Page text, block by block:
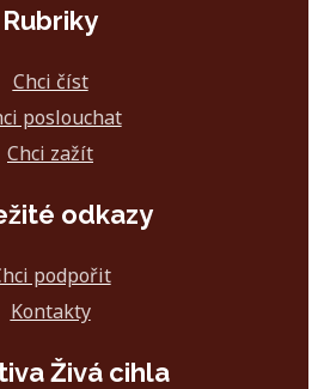
Rubriky
Chci číst
poslouchat
Chci zažít
odkazy
podpořit
Kontakty
Živá cihla